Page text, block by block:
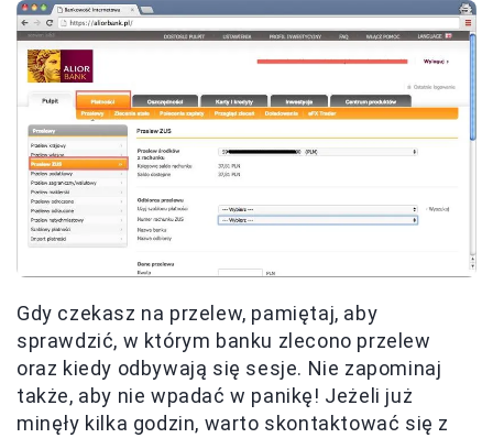
Gdy czekasz na przelew, pamiętaj, aby
sprawdzić, w którym banku zlecono przelew
oraz kiedy odbywają się sesje. Nie zapominaj
także, aby nie wpadać w panikę! Jeżeli już
minęły kilka godzin, warto skontaktować się z